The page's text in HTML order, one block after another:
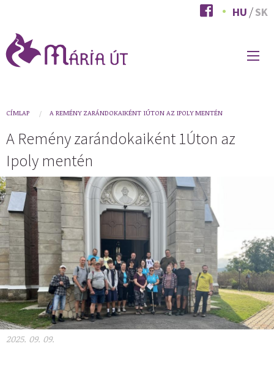
tartalomra
HU SK
You
are
CÍMLAP A REMÉNY ZARÁNDOKAIKÉNT 1ÚTON AZ IPOLY MENTÉN
A Remény zarándokaiként 1Úton az
Ipoly mentén
2025. 09. 09.